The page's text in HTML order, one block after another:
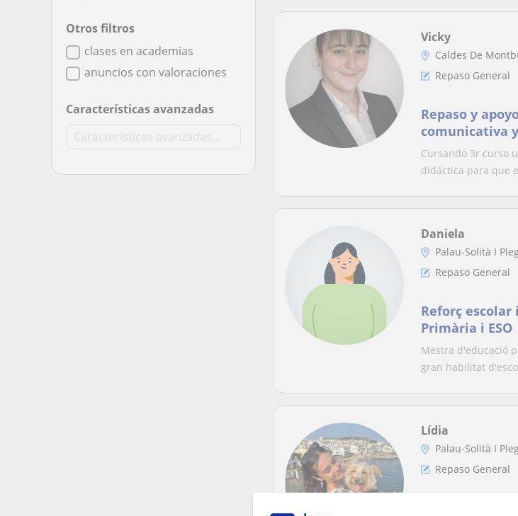
Otros filtros
clases en academias
anuncios con valoraciones
Características avanzadas
Vicky
Caldes De
Repaso General
Repaso y
comunicativa
Cursando 3r curso
didáctica para que
Daniela
Palau-Solità I
Repaso General
Reforç
Primària i ESO
Mestra d'educació
gran habilitat
Lídia
Palau-Solità I
Repaso General
Estudiante